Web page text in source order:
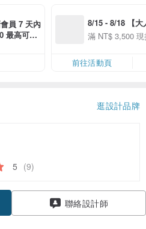
員 7 天內
最高可折
8/15 - 8/18 【大
季】滿
50
滿 NT$ 3,500
前往活動頁
逛設計品牌
5 (9)
聯絡設計師